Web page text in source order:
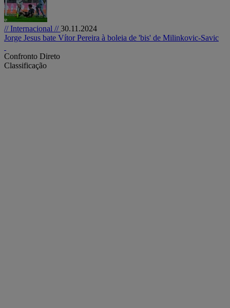
// Internacional //30.11.2024
Jorge Jesus bate Vítor Pereira à boleia de 'bis' de Milinkovic-Savic
Confronto Direto
Classificação